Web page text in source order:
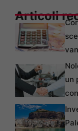
Articoli
un